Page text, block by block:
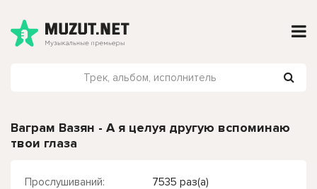
Ваграм Вазян - А я целуя другую вспоминаю
твои глаза
Прослушиваний:
7535 раз(а)